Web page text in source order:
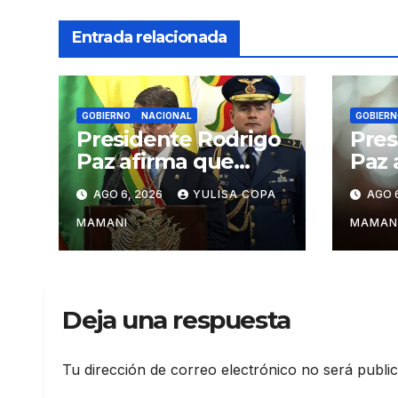
Entrada relacionada
GOBIERNO NACIONAL
Presidente Rodrigo
Paz afirma que
persisten amenazas
contra la estabilidad
del país
AGO 6, 2026 YULISA COPA
MAMANI
Paz
en
AGO
Deja una respuesta
Tu dirección de correo electrónico no será